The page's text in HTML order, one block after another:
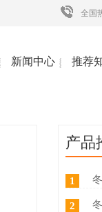
全国
新闻中心 推荐
产品
1
2